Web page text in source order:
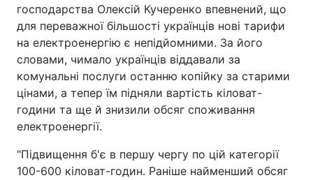
господарства Олексій Кучеренко впевнений, що
для переважної більшості українців нові тарифи
на електроенергію є непідйомними. За його
словами, чимало українців віддавали за
комунальні послуги останню копійку за старими
цінами, а тепер їм підняли вартість кіловат-
години та ще й знизили обсяг споживання
електроенергії.
"Підвищення б'є в першу чергу по цій категорії
100-600 кіловат-годин. Раніше найменший обсяг